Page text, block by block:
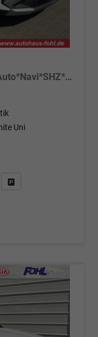
Black Line 1.6 T-GDi HEV AT Android Auto*Navi*SHZ*Kamera*2Z Klimaauto*
Uni
(PDF)
Fahrzeug parken